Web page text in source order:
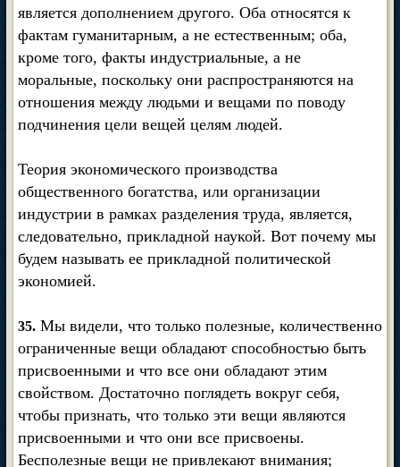
является дополнением другого. Оба относятся к
фактам гуманитарным, а не естественным; оба,
кроме того, факты индустриальные, а не
моральные, поскольку они распространяются на
отношения между людьми и вещами по поводу
подчинения цели вещей целям людей.
Теория экономического производства
общественного богатства, или организации
индустрии в рамках разделения труда, является,
следовательно, прикладной наукой. Вот почему мы
будем называть ее прикладной политической
экономией.
35. Мы видели, что только полезные, количественно
ограниченные вещи обладают способностью быть
присвоенными и что все они обладают этим
свойством. Достаточно поглядеть вокруг себя,
чтобы признать, что только эти вещи являются
присвоенными и что они все присвоены.
Бесполезные вещи не привлекают внимания;